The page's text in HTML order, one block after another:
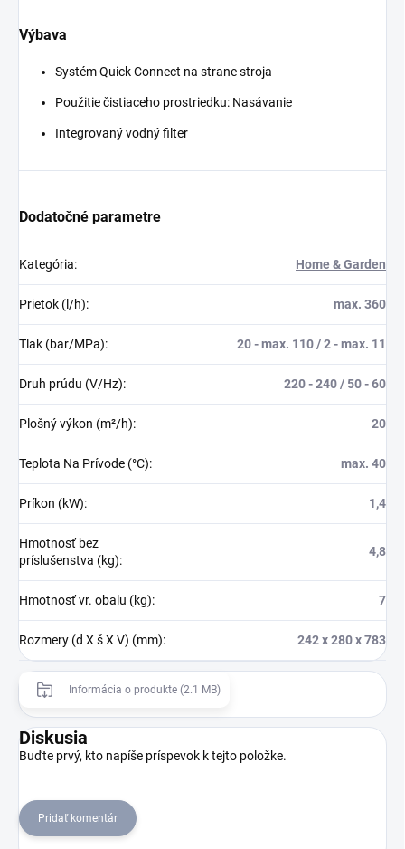
Výbava
SystémQuick Connect na strane stroja
Použitie čistiaceho prostriedku: Nasávanie
Integrovaný vodný filter
Dodatočné parametre
Kategória: Home & Garden
Prietok (l/h): max. 360
Tlak (bar/MPa): 20 - max. 110 / 2 - max. 11
Druh prúdu (V/Hz): 220 - 240 / 50 - 60
Plošný výkon (m²/h): 20
Teplota Na Prívode (°C): max. 40
Príkon (kW): 1,4
Hmotnosť bez
príslušenstva (kg):
4,8
Hmotnosť vr. obalu (kg): 7
Rozmery (d X š X V) (mm): 242 x 280 x 783
Informácia o produkte (2.1 MB)
Diskusia
Buďte prvý, kto napíše príspevok k tejto položke.
Pridať komentár